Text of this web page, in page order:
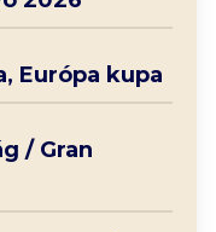
Európa kupa
/ Gran